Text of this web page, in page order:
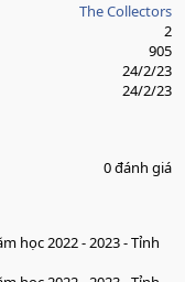
The Collectors
2
905
24/2/23
24/2/23
0 đánh giá
học 2022 - 2023 - Tỉnh